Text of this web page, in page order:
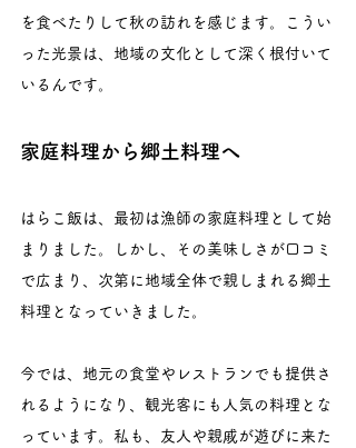
を食べたりして秋の訪れを感じます。こうい
った光景は、地域の文化として深く根付いて
いるんです。
家庭料理から郷土料理へ
はらこ飯は、最初は漁師の家庭料理として始
まりました。しかし、その美味しさが口コミ
で広まり、次第に地域全体で親しまれる郷土
料理となっていきました。
今では、地元の食堂やレストランでも提供さ
れるようになり、観光客にも人気の料理とな
っています。私も、友人や親戚が遊びに来た